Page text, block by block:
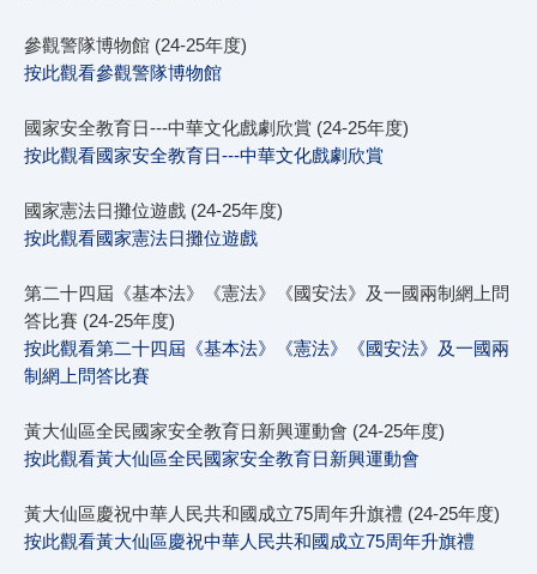
參觀警隊博物館 (24-25年度)
按此觀看參觀警隊博物館
國家安全教育日---中華文化戲劇欣賞 (24-25年度)
按此觀看國家安全教育日---中華文化戲劇欣賞
國家憲法日攤位遊戲 (24-25年度)
按此觀看國家憲法日攤位遊戲
第二十四屆《基本法》《憲法》《國安法》及一國兩制網上問
答比賽 (24-25年度)
按此觀看第二十四屆《基本法》《憲法》《國安法》及一國兩
制網上問答比賽
黃大仙區全民國家安全教育日新興運動會 (24-25年度)
按此觀看黃大仙區全民國家安全教育日新興運動會
黃大仙區慶祝中華人民共和國成立75周年升旗禮 (24-25年度)
按此觀看黃大仙區慶祝中華人民共和國成立75周年升旗禮